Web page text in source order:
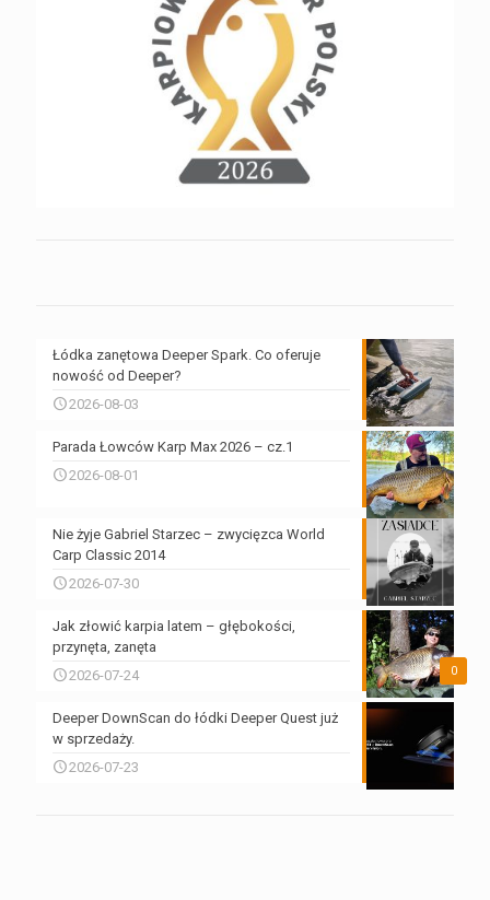
Łódka zanętowa Deeper Spark. Co oferuje
nowość od Deeper?
2026-08-03
Parada Łowców Karp Max 2026 – cz.1
2026-08-01
Nie żyje Gabriel Starzec – zwycięzca World
Carp Classic 2014
2026-07-30
0
Jak złowić karpia latem – głębokości,
przynęta, zanęta
2026-07-24
Deeper DownScan do łódki Deeper Quest już
w sprzedaży.
2026-07-23